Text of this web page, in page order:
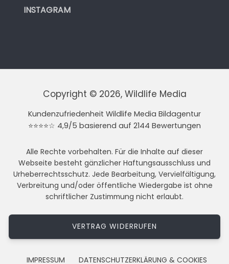
INSTAGRAM
Copyright © 2026, Wildlife Media
Kundenzufriedenheit Wildlife Media Bildagentur
⭐⭐⭐⭐☆ 4,9/5 basierend auf 2144 Bewertungen
Alle Rechte vorbehalten. Für die Inhalte auf dieser
Webseite besteht gänzlicher Haftungsausschluss und
Urheberrechtsschutz. Jede Bearbeitung, Vervielfältigung,
Verbreitung und/oder öffentliche Wiedergabe ist ohne
schriftlicher Zustimmung nicht erlaubt.
VERTRAG WIDERRUFEN
IMPRESSUM DATENSCHUTZERKLÄRUNG & COOKIES